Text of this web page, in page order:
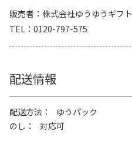
販売者
株式会社ゆうゆうギフト
TEL
0120-797-575
配送情報
配送方法
ゆうパック
のし
対応可